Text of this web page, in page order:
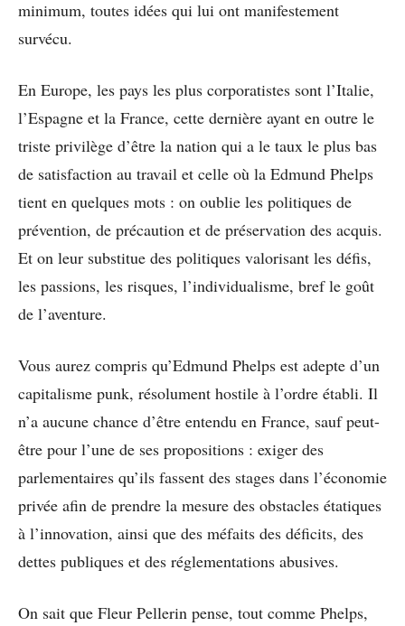
minimum, toutes idées qui lui ont manifestement
survécu.
En Europe, les pays les plus corporatistes sont l’Italie,
l’Espagne et la France, cette dernière ayant en outre le
triste privilège d’être la nation qui a le taux le plus bas
de satisfaction au travail et celle où la Edmund Phelps
tient en quelques mots : on oublie les politiques de
prévention, de précaution et de préservation des acquis.
Et on leur substitue des politiques valorisant les défis,
les passions, les risques, l’individualisme, bref le goût
de l’aventure.
Vous aurez compris qu’Edmund Phelps est adepte d’un
capitalisme punk, résolument hostile à l’ordre établi. Il
n’a aucune chance d’être entendu en France, sauf peut-
être pour l’une de ses propositions : exiger des
parlementaires qu’ils fassent des stages dans l’économie
privée afin de prendre la mesure des obstacles étatiques
à l’innovation, ainsi que des méfaits des déficits, des
dettes publiques et des réglementations abusives.
On sait que Fleur Pellerin pense, tout comme Phelps,